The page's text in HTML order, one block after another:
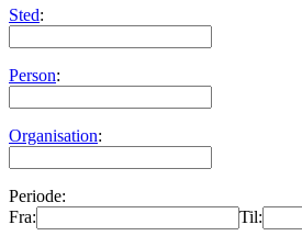
Sted:
Person:
Organisation:
Periode:
Fra:
Til: